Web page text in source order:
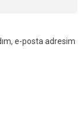
e-posta adresim